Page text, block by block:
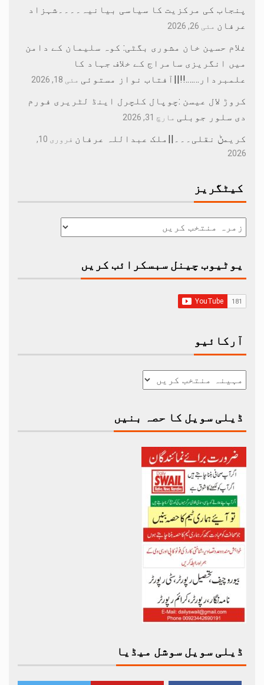
پنجاب کی مرکزیت کا سیاسی بیانیہ۔۔۔۔شہزاد
عرفان مئی 26, 2026
غلام حسین خان مشوری بگٹی: کوہ سلیمان کے دامن
میں انگریزی سامراج کے خلاف جہاد کا
علمبردار…….!!||آفتاب نواز مستوئی مئی 18, 2026
کروڑ لال عیسن :چوپال کلچرل اینڈ لٹریری فورم
دی سلور جوبلی مارچ 31, 2026
کریمݨ نقلی۔۔۔||ملک عبداللہ عرفان
فروری 10,
2026
کیٹگریز
یوٹیوب چینل سبسکرائب کریں
آرکائیو
ڈیلی سویل کا حصہ بنیں
ڈیلی سویل سوشل میڈیا